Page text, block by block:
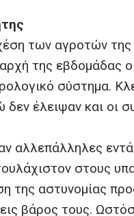
των αγροτών
της εβδομάδας
σύστημα.
έλειψαν και οι
αλλεπάλληλες
στους
της αστυνομίας
βάρος τους.